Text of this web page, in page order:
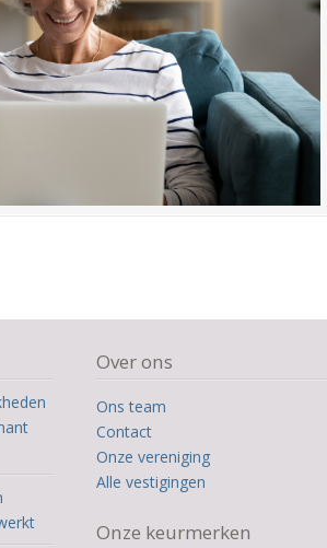
Over ons
Ons team
Contact
Onze vereniging
Alle vestigingen
Onze keurmerken